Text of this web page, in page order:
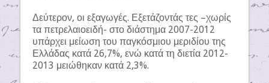
Δεύτερον, οι εξαγωγές. Εξετάζοντάς τες –χωρίς
τα πετρελαιοειδή- στο διάστημα 2007-2012
υπάρχει μείωση του παγκόσμιου μεριδίου της
Ελλάδας κατά 26,7%, ενώ κατά τη διετία 2012-
2013 μειώθηκαν κατά 2,3%.